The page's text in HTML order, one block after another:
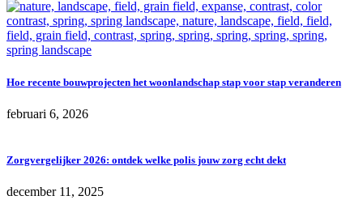
Hoe recente bouwprojecten het woonlandschap stap voor stap veranderen
februari 6, 2026
Zorgvergelijker 2026: ontdek welke polis jouw zorg echt dekt
december 11, 2025